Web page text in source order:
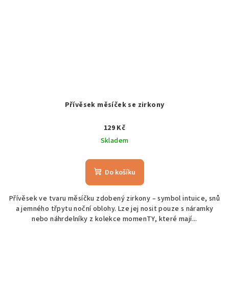
Přívěsek měsíček se zirkony
129 Kč
Skladem
Do košíku
Přívěsek ve tvaru měsíčku zdobený zirkony – symbol intuice, snů
a jemného třpytu noční oblohy. Lze jej nosit pouze s náramky
nebo náhrdelníky z kolekce momenTY, které mají...